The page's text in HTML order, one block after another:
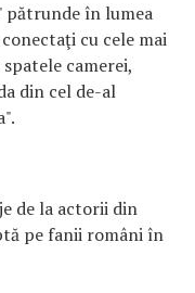
pătrunde în lumea
cu cele mai
camerei,
din cel de-al
de la actorii din
pe fanii români în